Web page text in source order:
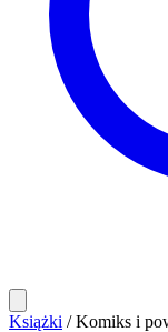
Książki / Komiks i